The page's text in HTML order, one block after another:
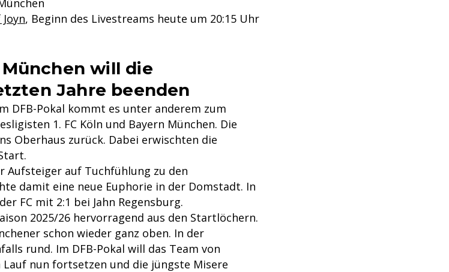
, Beginn des Livestreams heute um 20:15 Uhr
will die
Jahre beenden
DFB-Pokal kommt es unter anderem zum
1. FC Köln und Bayern München. Die
Oberhaus zurück. Dabei erwischten die
Aufsteiger auf Tuchfühlung zu den
damit eine neue Euphorie in der Domstadt. In
FC mit 2:1 bei Jahn Regensburg.
2025/26 hervorragend aus den Startlöchern.
schon wieder ganz oben. In der
rund. Im DFB-Pokal will das Team von
nun fortsetzen und die jüngste Misere